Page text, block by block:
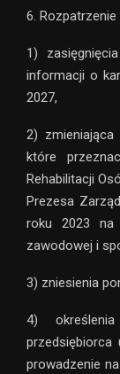
6.
1)
informacji o
2027,
2) zmieniająca
które
Rehabilitacji
Prezesa
roku 2023 na
zawodowej i
3) zniesienia
4)
przedsiębiorca
prowadzenie